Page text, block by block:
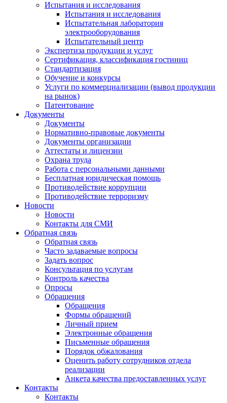
Испытания и исследования
Испытания и исследования
Испытательная лаборатория
электрооборудования
Испытательный центр
Экспертиза продукции и услуг
Сертификация, классификация гостиниц
Стандартизация
Обучение и конкурсы
Услуги по коммерциализации (вывод продукции
на рынок)
Патентование
Документы
Документы
Нормативно-правовые документы
Документы организации
Аттестаты и лицензии
Охрана труда
Работа с персональными данными
Бесплатная юридическая помощь
Противодействие коррупции
Противодействие терроризму
Новости
Новости
Контакты для СМИ
Обратная связь
Обратная связь
Часто задаваемые вопросы
Задать вопрос
Консультация по услугам
Контроль качества
Опросы
Обращения
Обращения
Формы обращений
Личный прием
Электронные обращения
Письменные обращения
Порядок обжалования
Оценить работу сотрудников отдела
реализации
Анкета качества предоставленных услуг
Контакты
Контакты